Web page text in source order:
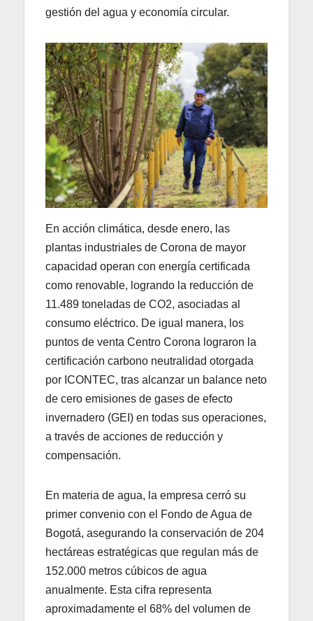
gestión del agua y economía circular.
En acción climática, desde enero, las
plantas industriales de Corona de mayor
capacidad operan con energía certificada
como renovable, logrando la reducción de
11.489 toneladas de CO2, asociadas al
consumo eléctrico. De igual manera, los
puntos de venta Centro Corona lograron la
certificación carbono neutralidad otorgada
por ICONTEC, tras alcanzar un balance neto
de cero emisiones de gases de efecto
invernadero (GEI) en todas sus operaciones,
a través de acciones de reducción y
compensación.
En materia de agua, la empresa cerró su
primer convenio con el Fondo de Agua de
Bogotá, asegurando la conservación de 204
hectáreas estratégicas que regulan más de
152.000 metros cúbicos de agua
anualmente. Esta cifra representa
aproximadamente el 68% del volumen de